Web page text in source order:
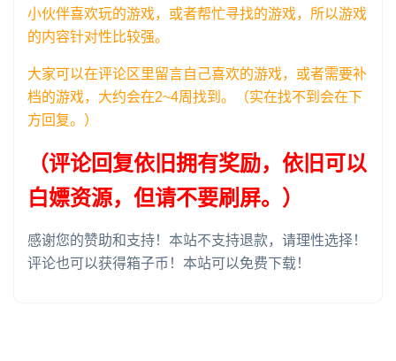
小伙伴喜欢玩的游戏，或者帮忙寻找的游戏，所以游戏
的内容针对性比较强。
大家可以在评论区里留言自己喜欢的游戏，或者需要补
档的游戏，大约会在2~4周找到。（实在找不到会在下
方回复。）
（评论回复依旧拥有奖励，依旧可以
白嫖资源，但请不要刷屏。）
感谢您的赞助和支持！本站不支持退款，请理性选择！
评论也可以获得箱子币！本站可以免费下载！